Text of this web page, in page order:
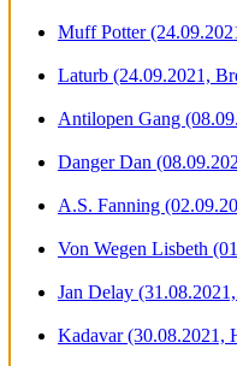
Muff Potter
Laturb (24.09.2021,
Antilopen Gang
Danger Dan
A.S. Fanning
Von Wegen Lisbeth
Jan Delay
Kadavar (30.08.2021,